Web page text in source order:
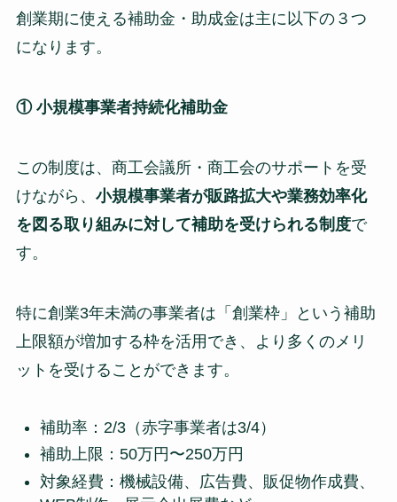
創業期に使える補助金・助成金は主に以下の３つ
になります。
① 小規模事業者持続化補助金
この制度は、商工会議所・商工会のサポートを受
けながら、 小規模事業者が販路拡大や業務効率化
を図る取り組みに対して補助を受けられる制度で
す。
特に創業3年未満の事業者は「創業枠」という補助
上限額が増加する枠を活用でき、より多くのメリ
ットを受けることができます。
補助率：2/3（赤字事業者は3/4）
補助上限：50万円〜250万円
対象経費：機械設備、広告費、販促物作成費、